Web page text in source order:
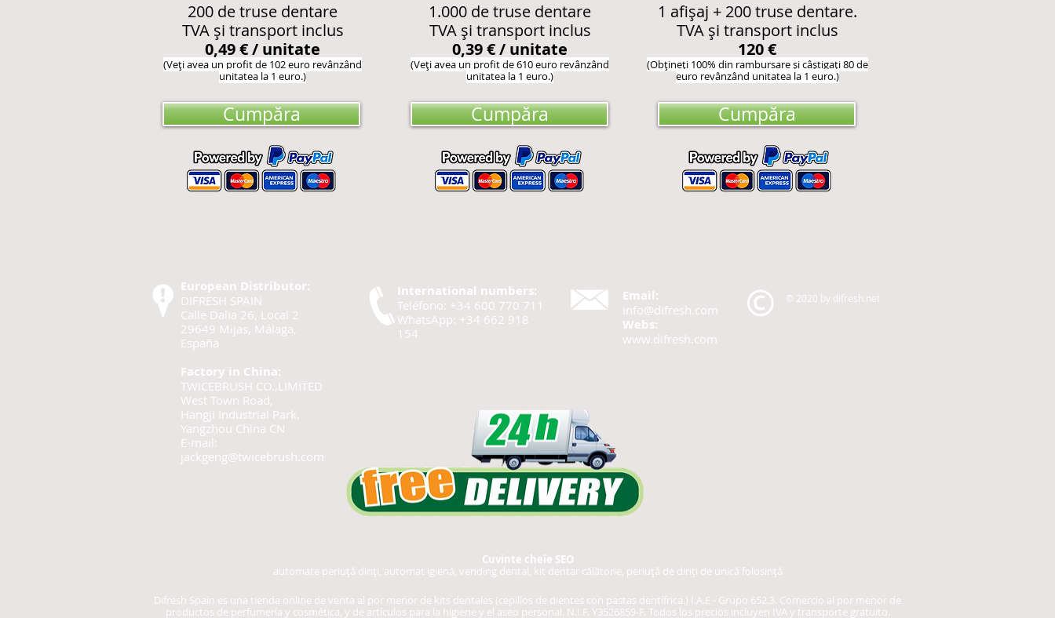
200 de truse dentare
TVA și transport inclus
0,49 € / unitate
(Veți avea un profit de 102 euro revânzând
unitatea la 1 euro.)
1.000 de truse dentare
TVA și transport inclus
0,39 € / unitate
(Veți avea un profit de 610 euro revânzând
unitatea la 1 euro.)
1 afișaj + 200 truse dentare.
TVA și transport inclus
120 €
(Obțineți 100% din rambursare și câștigați 80 de
euro revânzând unitatea la 1 euro.)
Cumpăra Cumpăra Cumpăra
European Distributor:
DIFRESH SPAIN
Calle Dalia 26, Local 2
29649 Mijas, Málaga,
España
Factory in China:
TWICEBRUSH CO.,LIMITED
West Town Road,
Hangji Industrial Park,
Yangzhou China CN
E-mail:
jackgeng@twicebrush.com
International numbers:
Teléfono: +34 600 770 711
WhatsApp: +34 662 918
154
Email:
info@difresh.com
Webs:
www.difresh.com
© 2020 by difresh.net
Cuvinte cheie SEO
automate periuță dinți, automat igienă, vending dental, kit dentar călătorie, periuță de dinți de unică folosință
Difresh Spain es una tienda online de venta al por menor de kits dentales (cepillos de dientes con pastas dentífrica.) I.A.E - Grupo 652.3. Comercio al por menor de
productos de perfumería y cosmética, y de artículos para la higiene y el aseo personal. N.I.F. Y3526859-F. Todos los precios incluyen IVA y transporte gratuito.